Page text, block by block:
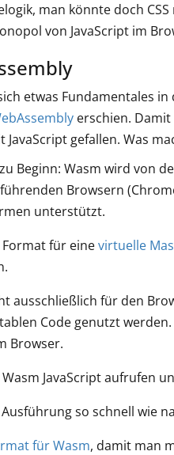
man könnte doch
von JavaScript im
etwas Fundamentales
erschien.
gefallen. Was
Beginn: Wasm wird von
Browsern
unterstützt.
für einevirtuelle
ausschließlich für den
Code genutzt
Browser.
JavaScript aufrufen
so schnell wie
für Wasm, damit man